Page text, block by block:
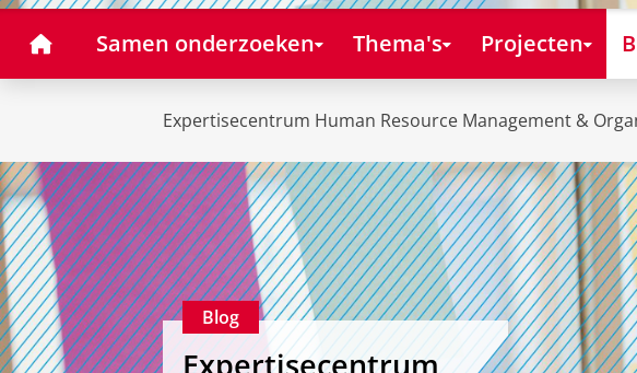
HomeSamen onderzoeken Thema's Projecten
Expertisecentrum Human Resource Management &
Blog
Expertisecentrum